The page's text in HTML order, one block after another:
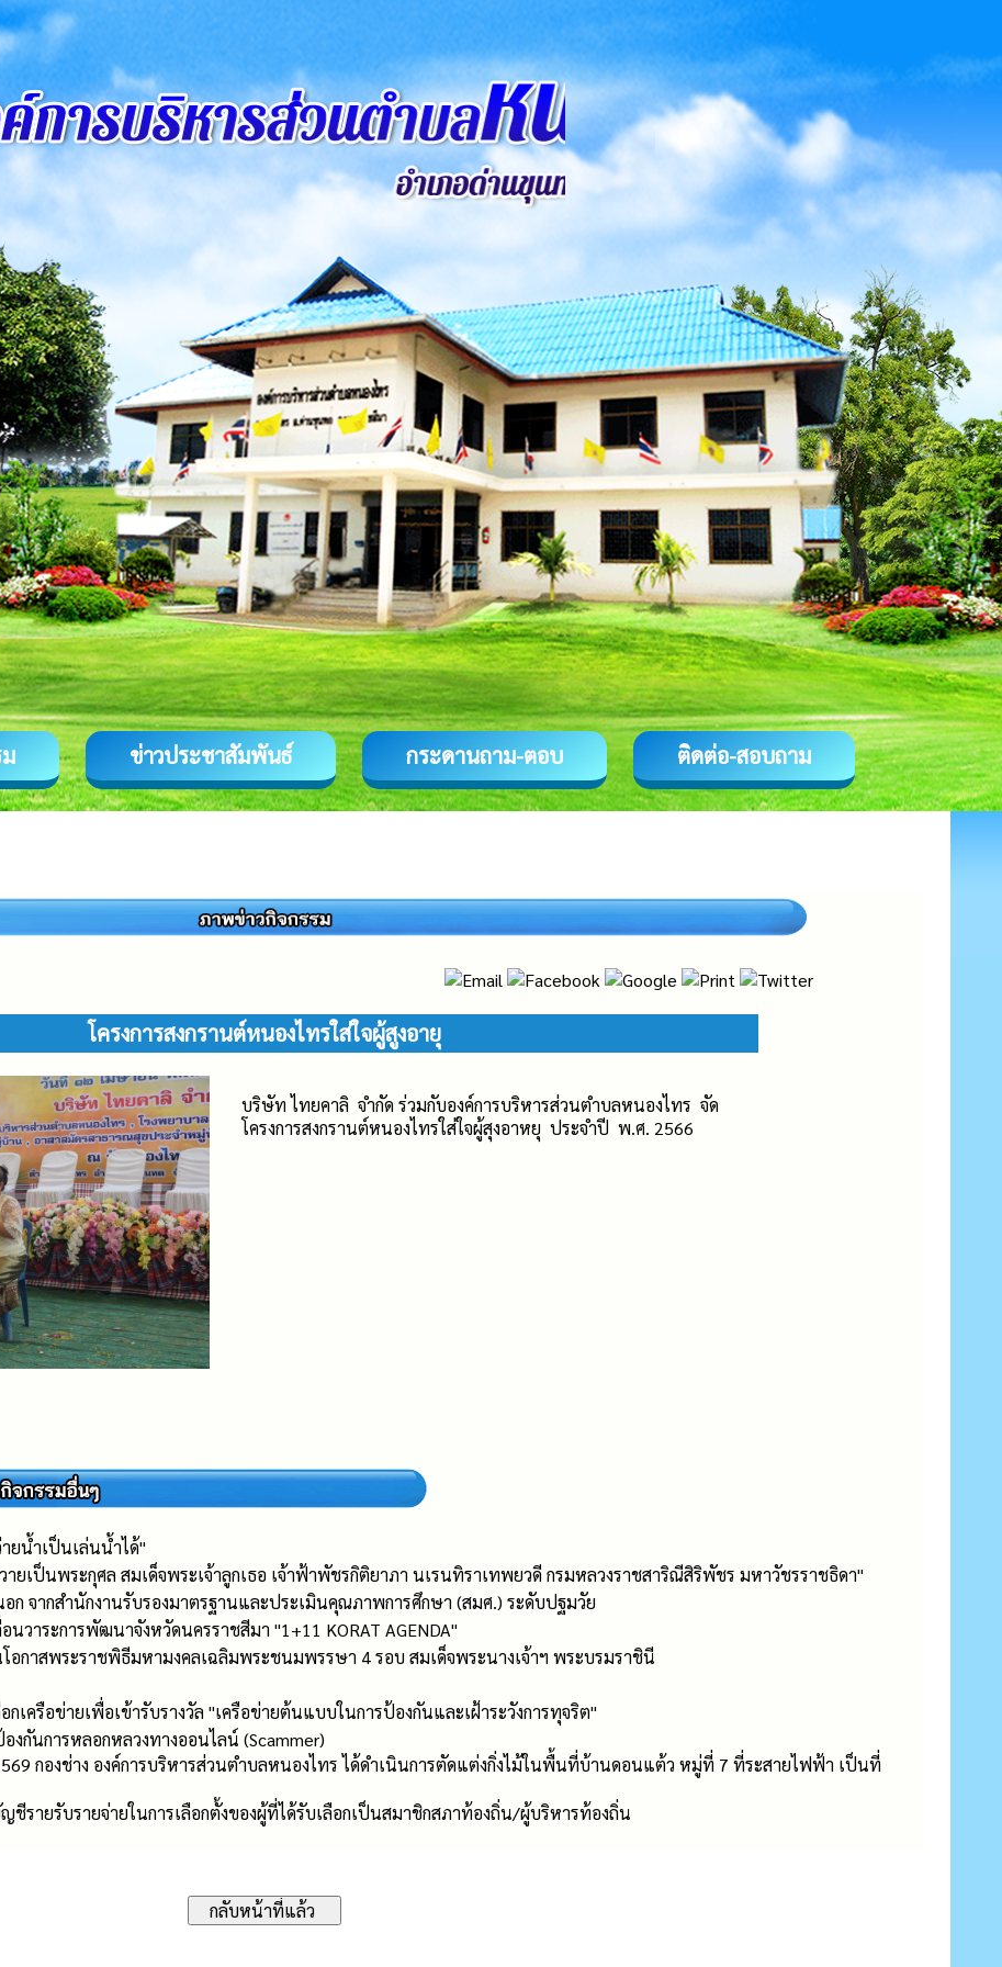
ข่าวประชาสัมพันธ์ กระดานถาม-ตอบ ติดต่อ-สอบถาม
โครงการสงกรานต์หนองไทรใส่ใจผู้สูงอายุ
บริษัท ไทยคาลิ จำกัด ร่วมกับองค์การบริหารส่วนตำบลหนองไทร จัด
โครงการสงกรานต์หนองไทรใส่ใจผู้สุงอาหยุ ประจำปี พ.ศ. 2566
ยน้ำเป็นเล่นน้ำได้"
ยเป็นพระกุศล สมเด็จพระเจ้าลูกเธอ เจ้าฟ้าพัชรกิติยาภา นเรนทิราเทพยวดี กรมหลวงราชสาริณีสิริพัชร มหาวัชรราชธิดา"
ก จากสำนักงานรับรองมาตรฐานและประเมินคุณภาพการศึกษา (สมศ.) ระดับปฐมวัย
นวาระการพัฒนาจังหวัดนครราชสีมา "1+11 KORAT AGENDA"
โอกาสพระราชพิธีมหามงคลเฉลิมพระชนมพรรษา 4 รอบ สมเด็จพระนางเจ้าฯ พระบรมราชินี
เครือข่ายเพื่อเข้ารับรางวัล "เครือข่ายต้นแบบในการป้องกันและเฝ้าระวังการทุจริต"
งกันการหลอกหลวงทางออนไลน์ (Scammer)
กองช่าง องค์การบริหารส่วนตำบลหนองไทร ได้ดำเนินการตัดแต่งกิ่งไม้ในพื้นที่บ้านดอนแต้ว หมู่ที่ 7 ที่ระสายไฟฟ้า เป็นที่
รายรับรายจ่ายในการเลือกตั้งของผู้ที่ได้รับเลือกเป็นสมาชิกสภาท้องถิ่น/ผู้บริหารท้องถิ่น